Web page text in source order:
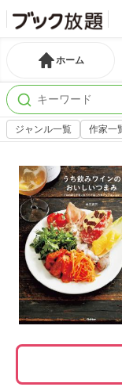
ホーム
ジャンル一覧 作家一